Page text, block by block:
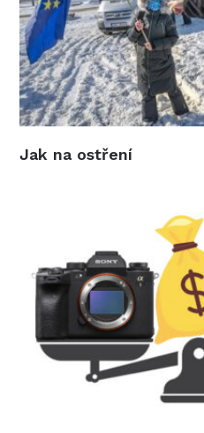
Jak na ostření